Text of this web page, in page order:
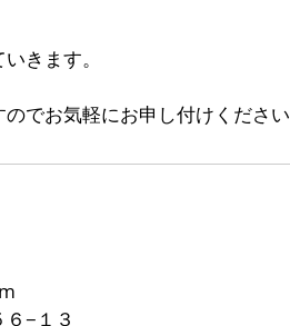
きます。
でお気軽にお申し付けください
−１３